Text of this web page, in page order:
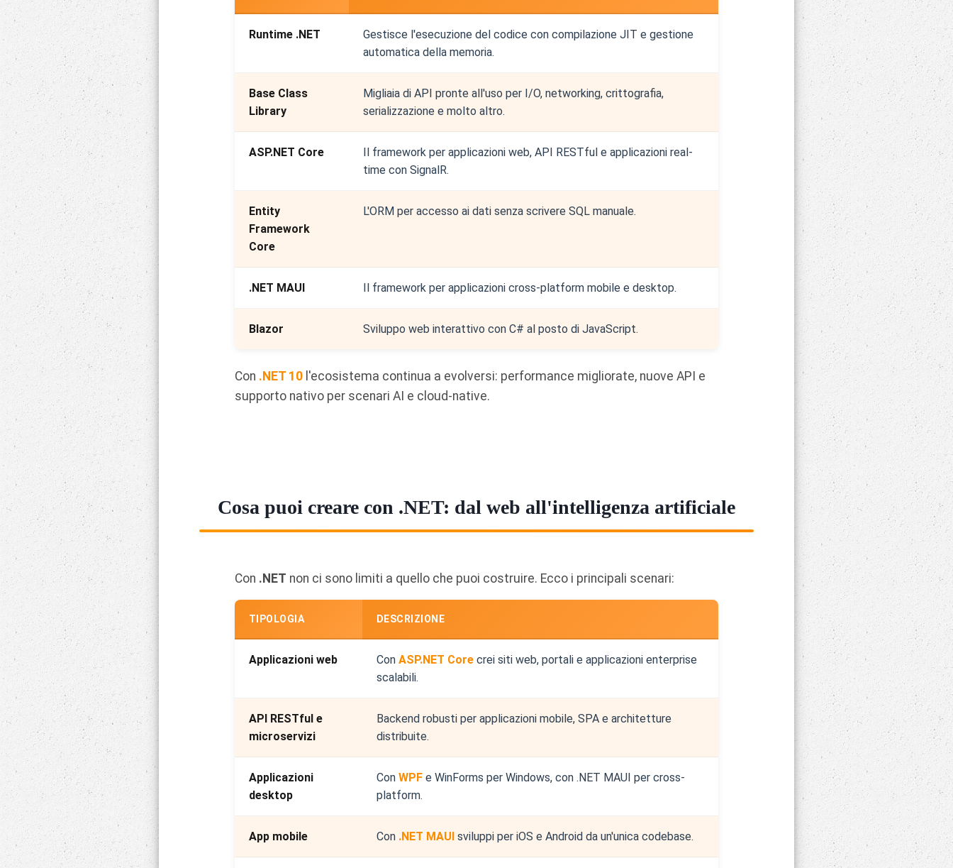
Runtime .NET
Gestisce l'esecuzione del codice con compilazione JIT e gestione
automatica della memoria.
Base Class
Library
Migliaia di API pronte all'uso per I/O, networking, crittografia,
serializzazione e molto altro.
ASP.NET Core
Il framework per applicazioni web, API RESTful e applicazioni real-
time con SignalR.
Entity
Framework
Core
L'ORM per accesso ai dati senza scrivere SQL manuale.
.NET MAUI Il framework per applicazioni cross-platform mobile e desktop.
Blazor Sviluppo web interattivo con C# al posto di JavaScript.
Con .NET 10l'ecosistema continua a evolversi: performance migliorate, nuove API e
supporto nativo per scenari AI e cloud-native.
Cosa puoi creare con .NET: dal web all'intelligenza artificiale
Con .NET non ci sono limiti a quello che puoi costruire. Ecco i principali scenari:
TIPOLOGIA DESCRIZIONE
Applicazioni web Con ASP.NET Corecrei siti web, portali e applicazioni enterprise
scalabili.
API RESTful e
microservizi
Backend robusti per applicazioni mobile, SPA e architetture
distribuite.
Applicazioni
desktop
Con WPFe WinForms per Windows, con .NET MAUI per cross-
platform.
App mobile Con .NET MAUI sviluppi per iOS e Android da un'unica codebase.